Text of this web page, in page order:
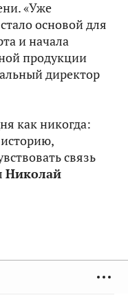
«Уже
основой для
и начала
продукции
директор
как никогда:
связь
Николай